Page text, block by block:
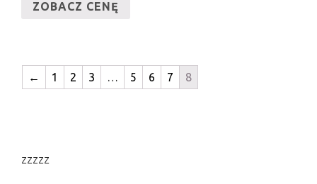
ZOBACZ CENĘ
← 1 2 3 … 5 6 7 8
zzzzz